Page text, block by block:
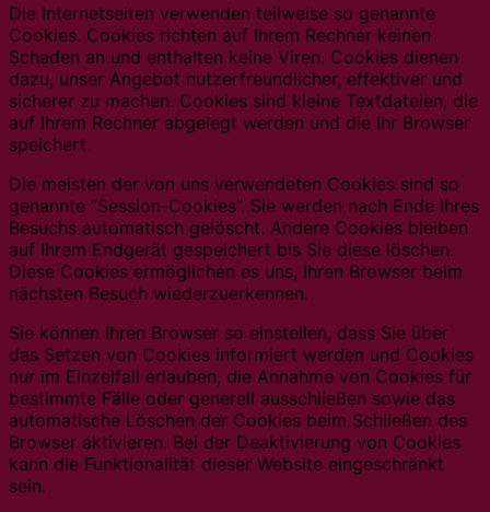
Die Internetseiten verwenden teilweise so genannte
Cookies. Cookies richten auf Ihrem Rechner keinen
Schaden an und enthalten keine Viren. Cookies dienen
dazu, unser Angebot nutzerfreundlicher, effektiver und
sicherer zu machen. Cookies sind kleine Textdateien, die
auf Ihrem Rechner abgelegt werden und die Ihr Browser
speichert.
Die meisten der von uns verwendeten Cookies sind so
genannte “Session-Cookies”. Sie werden nach Ende Ihres
Besuchs automatisch gelöscht. Andere Cookies bleiben
auf Ihrem Endgerät gespeichert bis Sie diese löschen.
Diese Cookies ermöglichen es uns, Ihren Browser beim
nächsten Besuch wiederzuerkennen.
Sie können Ihren Browser so einstellen, dass Sie über
das Setzen von Cookies informiert werden und Cookies
nur im Einzelfall erlauben, die Annahme von Cookies für
bestimmte Fälle oder generell ausschließen sowie das
automatische Löschen der Cookies beim Schließen des
Browser aktivieren. Bei der Deaktivierung von Cookies
kann die Funktionalität dieser Website eingeschränkt
sein.